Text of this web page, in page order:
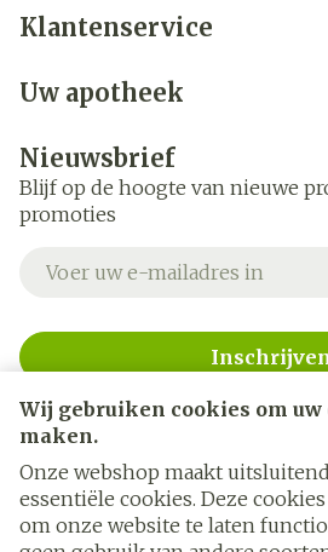
Wij gebruiken cookies om
maken.
Onze webshop maakt
essentiële cookies. Deze
om onze website te laten
Klantenservice
Uw apotheek
Nieuwsbrief
Blijf op de hoogte van nieuwe
promoties
Door op inschrijven te klikken,
nieuwsbrief en gaat u akkoord met